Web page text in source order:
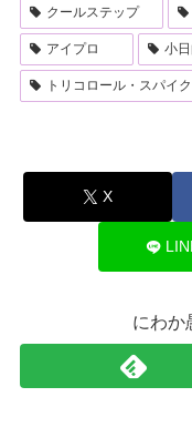
クールステップ
アイプロ 小
トリコロール・スパイク
X
にわか